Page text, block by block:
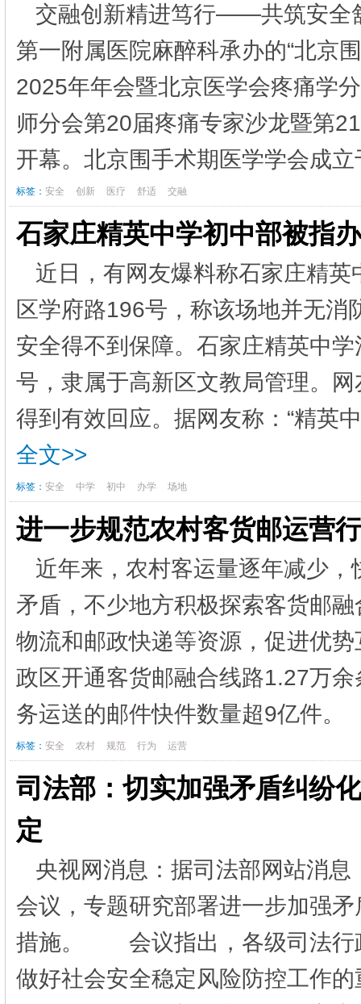
交融创新精进笃行——共筑安全
第一附属医院麻醉科承办的“北京
2025年年会暨北京医学会疼痛学
师分会第20届疼痛专家沙龙暨第
开幕。北京围手术期医学学会成
标签： 安全 创新 医疗 舒适 交融
石家庄精英中学初中部被指
近日，有网友爆料称石家庄精
区学府路196号，称该场地并无
安全得不到保障。石家庄精英中
号，隶属于高新区文教局管理。
得到有效回应。据网友称：“精英
全文>>
标签： 安全 中学 初中 办学 场地
进一步规范农村客货邮运营
近年来，农村客运量逐年减少
矛盾，不少地方积极探索客货邮
物流和邮政快递等资源，促进优
政区开通客货邮融合线路1.27万
务运送的邮件快件数量超9亿
标签： 安全 农村 规范 行为 运营
司法部：切实加强矛盾纠纷
定
央视网消息：据司法部网站消
会议，专题研究部署进一步加强
措施。 会议指出，各级司法行
做好社会安全稳定风险防控工作